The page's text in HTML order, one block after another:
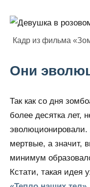
Кадр из фильма
Они
Так как со дня
более десятка лет,
эволюционировали.
мертвые, а значит,
минимум
Кстати, такая идея